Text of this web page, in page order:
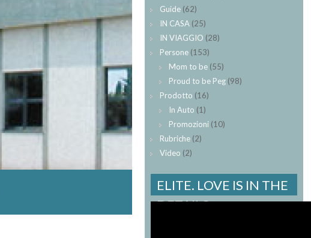
Guide (62)
IN CASA (25)
IN VIAGGIO (28)
Persone (153)
Mom to be (55)
Proud to be Peg (98)
Prodotto (16)
In Auto (1)
Promozioni (10)
Rubriche (2)
Video (2)
ELITE. LOVE IS IN THE
DETAILS.